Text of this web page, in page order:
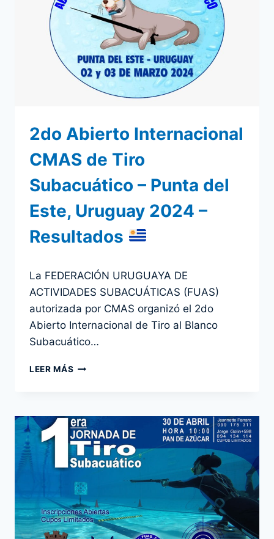
2do Abierto Internacional
CMAS de Tiro
Subacuático – Punta del
Este, Uruguay 2024 –
Resultados
admin
La FEDERACIÓN URUGUAYA DE
ACTIVIDADES SUBACUÁTICAS (FUAS)
autorizada por CMAS organizó el 2do
Abierto Internacional de Tiro al Blanco
Subacuático…
LEER MÁS 2DO
DE
TIRO
SUBACUÁTICO
–
PUNTA
DEL
ESTE,
URUGUAY
2024
–